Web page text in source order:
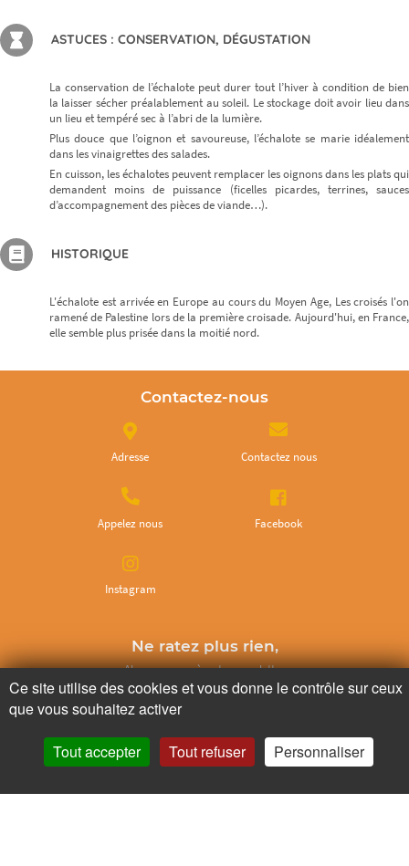
ASTUCES : CONSERVATION, DÉGUSTATION
La conservation de l’échalote peut durer tout l’hiver à condition de bien
la laisser sécher préalablement au soleil. Le stockage doit avoir lieu dans
un lieu et tempéré sec à l’abri de la lumière.
Plus douce que l’oignon et savoureuse, l’échalote se marie idéalement
dans les vinaigrettes des salades.
En cuisson, les échalotes peuvent remplacer les oignons dans les plats qui
demandent moins de puissance (ficelles picardes, terrines, sauces
d’accompagnement des pièces de viande…).
HISTORIQUE
L'échalote est arrivée en Europe au cours du Moyen Age, Les croisés l'on
ramené de Palestine lors de la première croisade. Aujourd'hui, en France,
elle semble plus prisée dans la moitié nord.
Contactez-nous
Adresse Contactez nous
Appelez nous Facebook
Instagram
Ne ratez plus rien,
Abonnez-vous à notre newsletter
Je m’inscris
Ce site utilise des cookies et vous donne le contrôle sur ceux
que vous souhaitez activer
Tout accepter Tout refuser Personnaliser